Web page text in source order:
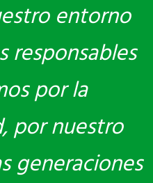
entorno
responsables
por la
por nuestro
generaciones